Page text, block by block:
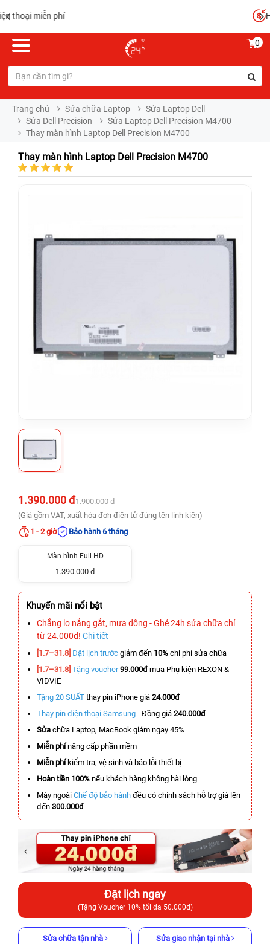
0
Trang chủ Sửa chữa Laptop
Sửa Laptop Dell
Sửa Dell Precision
Sửa Laptop Dell Precision M4700
Thay màn hình Laptop Dell Precision M4700
Thay màn hình Laptop Dell Precision M4700
1.390.000 đ1.900.000 đ
(Giá gồm VAT, xuất hóa đơn điện tử đúng tên linh kiện)
1 - 2 giờ
Bảo hành 6 tháng
Màn hình Full HD
1.390.000 đ
Khuyến mãi nổi bật
Chẳng lo nắng gắt, mưa dông - Ghé 24h sửa chữa chỉ
từ 24.000đ! Chi tiết
[1.7–31.8] Đặt lịch trước giảm đến 10% chi phí sửa chữa
[1.7–31.8] Tặng voucher 99.000đmua Phụ kiện REXON &
VIDVIE
Tặng 20 SUẤT thay pin iPhone giá 24.000đ
Thay pin điện thoại Samsung - Đồng giá 240.000đ
Sửa chữa Laptop, MacBook giảm ngay 45%
Miễn phínâng cấp phần mềm
Miễn phíkiểm tra, vệ sinh và báo lỗi thiết bị
Hoàn tiền 100% nếu khách hàng không hài lòng
Máy ngoài Chế độ bảo hành đều có chính sách hỗ trợ giá lên
đến 300.000đ
Đặt lịch ngay
(Tặng Voucher 10% tối đa 50.000đ)
Sửa chữa tận nhà Sửa giao nhận tại nhà